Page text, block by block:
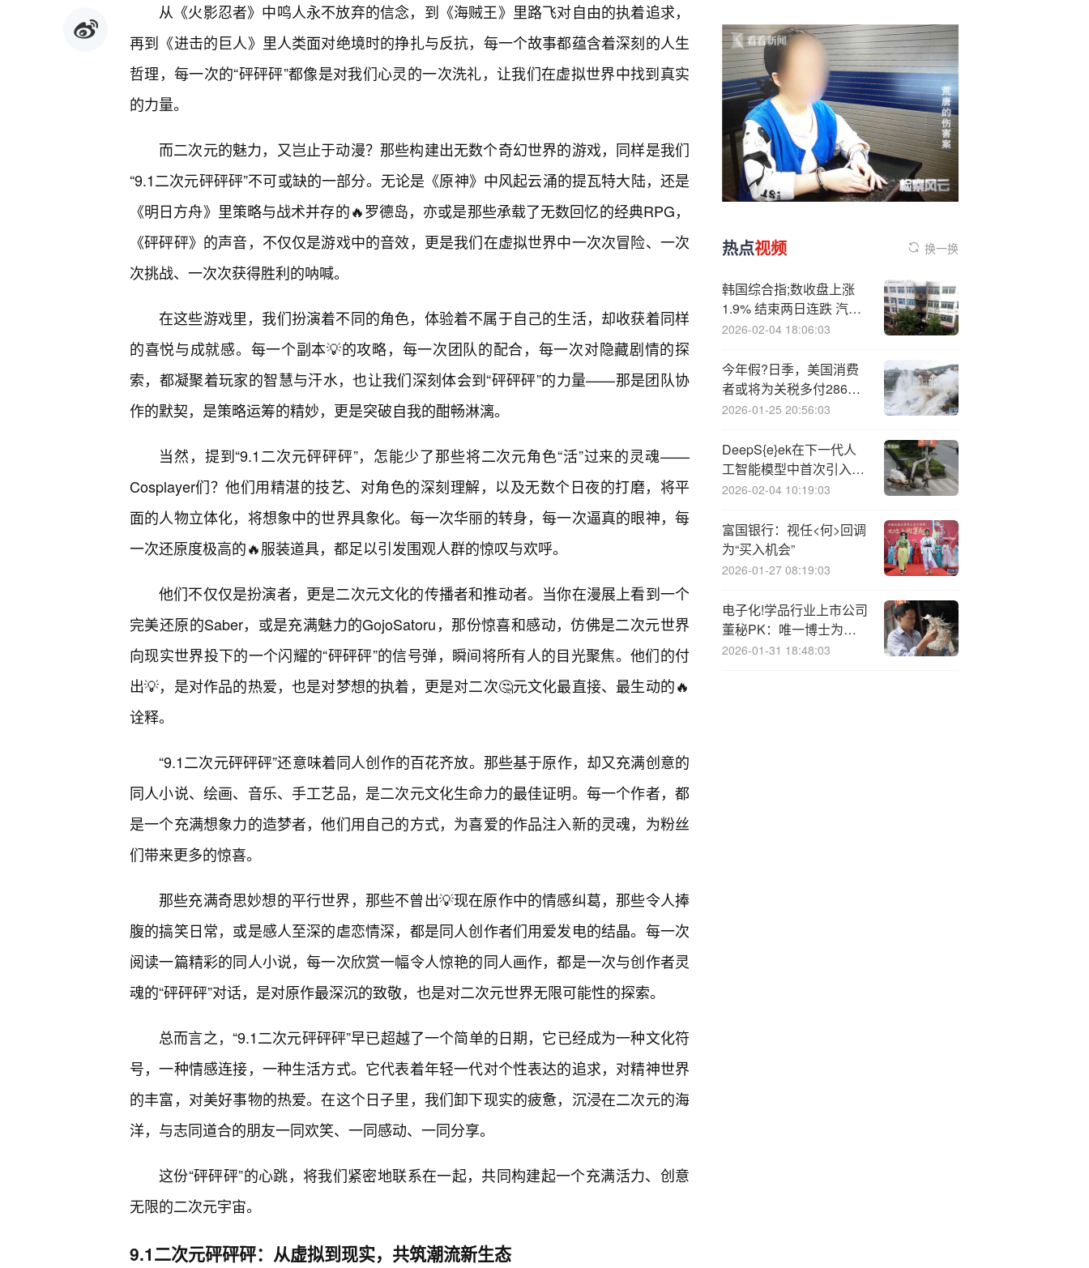
从《火影忍者》中鸣人永不放弃的信念，到《海贼王》里路飞对自由的执着追求，
再到《进击的巨人》里人类面对绝境时的挣扎与反抗，每一个故事都蕴含着深刻的人生
哲理，每一次的“砰砰砰”都像是对我们心灵的一次洗礼，让我们在虚拟世界中找到真实
的力量。
而二次元的魅力，又岂止于动漫？那些构建出无数个奇幻世界的游戏，同样是我们
“9.1二次元砰砰砰”不可或缺的一部分。无论是《原神》中风起云涌的提瓦特大陆，还是
《明日方舟》里策略与战术并存的🔥罗德岛，亦或是那些承载了无数回忆的经典RPG，
《砰砰砰》的声音，不仅仅是游戏中的音效，更是我们在虚拟世界中一次次冒险、一次
次挑战、一次次获得胜利的呐喊。
在这些游戏里，我们扮演着不同的角色，体验着不属于自己的生活，却收获着同样
的喜悦与成就感。每一个副本💡的攻略，每一次团队的配合，每一次对隐藏剧情的探
索，都凝聚着玩家的智慧与汗水，也让我们深刻体会到“砰砰砰”的力量——那是团队协
作的默契，是策略运筹的精妙，更是突破自我的酣畅淋漓。
当然，提到“9.1二次元砰砰砰”，怎能少了那些将二次元角色“活”过来的灵魂——
Cosplayer们？他们用精湛的技艺、对角色的深刻理解，以及无数个日夜的打磨，将平
面的人物立体化，将想象中的世界具象化。每一次华丽的转身，每一次逼真的眼神，每
一次还原度极高的🔥服装道具，都足以引发围观人群的惊叹与欢呼。
他们不仅仅是扮演者，更是二次元文化的传播者和推动者。当你在漫展上看到一个
完美还原的Saber，或是充满魅力的GojoSatoru，那份惊喜和感动，仿佛是二次元世界
向现实世界投下的一个闪耀的“砰砰砰”的信号弹，瞬间将所有人的目光聚焦。他们的付
出💡，是对作品的热爱，也是对梦想的执着，更是对二次🤔元文化最直接、最生动的🔥
诠释。
“9.1二次元砰砰砰”还意味着同人创作的百花齐放。那些基于原作，却又充满创意的
同人小说、绘画、音乐、手工艺品，是二次元文化生命力的最佳证明。每一个作者，都
是一个充满想象力的造梦者，他们用自己的方式，为喜爱的作品注入新的灵魂，为粉丝
们带来更多的惊喜。
那些充满奇思妙想的平行世界，那些不曾出💡现在原作中的情感纠葛，那些令人捧
腹的搞笑日常，或是感人至深的虐恋情深，都是同人创作者们用爱发电的结晶。每一次
阅读一篇精彩的同人小说，每一次欣赏一幅令人惊艳的同人画作，都是一次与创作者灵
魂的“砰砰砰”对话，是对原作最深沉的致敬，也是对二次元世界无限可能性的探索。
总而言之，“9.1二次元砰砰砰”早已超越了一个简单的日期，它已经成为一种文化符
号，一种情感连接，一种生活方式。它代表着年轻一代对个性表达的追求，对精神世界
的丰富，对美好事物的热爱。在这个日子里，我们卸下现实的疲惫，沉浸在二次元的海
洋，与志同道合的朋友一同欢笑、一同感动、一同分享。
这份“砰砰砰”的心跳，将我们紧密地联系在一起，共同构建起一个充满活力、创意
无限的二次元宇宙。
9.1二次元砰砰砰：从虚拟到现实，共筑潮流新生态
热点视频 换一换
韩国综合指;数收盘上涨
1.9% 结束两日连跌 汽车
股上涨
2026-02-04 18:06:03
今年假?日季，美国消费
者或将为关税多付286亿
美元
2026-01-25 20:56:03
DeepS{e}ek在下一代人
工智能模型中首次引入
“稀疏注意力”机制
2026-02-04 10:19:03
富国银行：视任<何>回调
为“买入机会”
2026-01-27 08:19:03
电子化!学品行业上市公司
董秘PK：唯一博士为莱
尔科技梁韵湘，年薪仅
2026-01-31 18:48:03